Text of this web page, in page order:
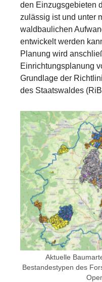
den Einzugsgebieten
zulässig ist und unter
waldbaulichen
entwickelt werden
Planung wird
Einrichtungsplanung
Grundlage der
des Staatswaldes
Show larger version
Aktuelle
Bestandestypen des